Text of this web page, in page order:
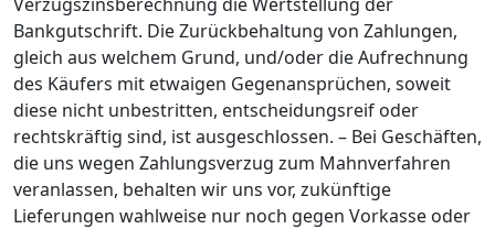
Bankgutschrift. Die Zurückbehaltung von Zahlungen,
gleich aus welchem Grund, und/oder die Aufrechnung
des Käufers mit etwaigen Gegenansprüchen, soweit
diese nicht unbestritten, entscheidungsreif oder
rechtskräftig sind, ist ausgeschlossen. – Bei Geschäften,
die uns wegen Zahlungsverzug zum Mahnverfahren
veranlassen, behalten wir uns vor, zukünftige
Lieferungen wahlweise nur noch gegen Vorkasse oder